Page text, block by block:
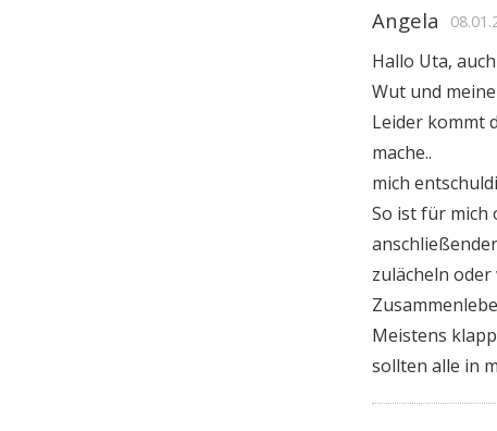
Angela
Hallo Uta,
Wut und
Leider kommt
mache..
mich
So ist für mich
zulächeln
Meistens
sollten alle in